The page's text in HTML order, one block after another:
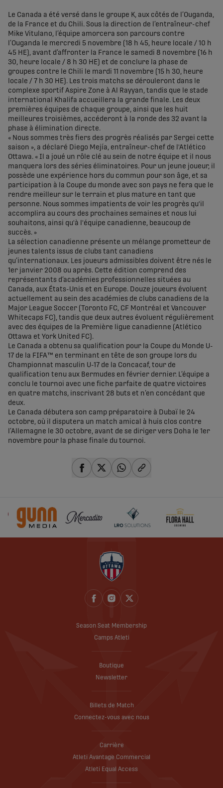
Le Canada a été versé dans le groupe K, aux côtés de l’Ouganda,
de la France et du Chili. Sous la direction de l’entraîneur-chef
Mike Vitulano, l’équipe amorcera son parcours contre
l’Ouganda le mercredi 5 novembre (18 h 45, heure locale / 10 h
45 HE), avant d’affronter la France le samedi 8 novembre (16 h
30, heure locale / 8 h 30 HE) et de conclure la phase de
groupes contre le Chili le mardi 11 novembre (15 h 30, heure
locale / 7 h 30 HE). Les trois matchs se dérouleront dans le
complexe sportif Aspire Zone à Al Rayyan, tandis que le stade
international Khalifa accueillera la grande finale. Les deux
premières équipes de chaque groupe, ainsi que les huit
meilleures troisièmes, accéderont à la ronde des 32 avant la
phase à élimination directe.
« Nous sommes très fiers des progrès réalisés par Sergei cette
saison », a déclaré Diego Mejía, entraîneur-chef de l'Atlético
Ottawa. « Il a joué un rôle clé au sein de notre équipe et il nous
manquera lors des séries éliminatoires. Pour un jeune joueur, il
possède une expérience hors du commun pour son âge, et sa
participation à la Coupe du monde avec son pays ne fera que le
rendre meilleur sur le terrain et plus mature en tant que
personne. Nous sommes impatients de voir les progrès qu'il
accomplira au cours des prochaines semaines et nous lui
souhaitons, ainsi qu'à l'équipe canadienne, beaucoup de
succès. »
La sélection canadienne présente un mélange prometteur de
jeunes talents issus de clubs tant canadiens
qu’internationaux. Les joueurs admissibles doivent être nés le
1er janvier 2008 ou après. Cette édition comprend des
représentants d’académies professionnelles situées au
Canada, aux États-Unis et en Europe. Douze joueurs évoluent
actuellement au sein des académies de clubs canadiens de la
Major League Soccer (Toronto FC, CF Montréal et Vancouver
Whitecaps FC), tandis que deux autres évoluent régulièrement
avec des équipes de la Première ligue canadienne (Atlético
Ottawa et York United FC).
Le Canada a obtenu sa qualification pour la Coupe du Monde U-
17 de la FIFA™ en terminant en tête de son groupe lors du
Championnat masculin U-17 de la Concacaf, tour de
qualification tenu aux Bermudes en février dernier. L’équipe a
conclu le tournoi avec une fiche parfaite de quatre victoires
en quatre matchs, inscrivant 28 buts et n’en concédant que
deux.
Le Canada débutera son camp préparatoire à Dubaï le 24
octobre, où il disputera un match amical à huis clos contre
l’Allemagne le 30 octobre, avant de se diriger vers Doha le 1er
novembre pour la phase finale du tournoi.
Season Seat Membership
Camps Atleti
Boutique
Newsletter
Billets de Match
Connectez-vous avec nous
Carrière
Atleti Avantage Commercial
Atleti Equal Access